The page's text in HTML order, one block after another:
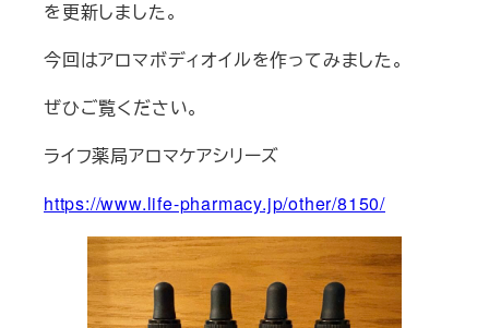
を更新しました。
今回はアロマボディオイルを作ってみました。
ぜひご覧ください。
ライフ薬局アロマケアシリーズ
https://www.life-pharmacy.jp/other/8150/